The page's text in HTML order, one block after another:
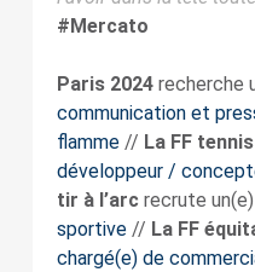
#Mercato
Paris 2024 recherche
communication et
flamme// La FF
développeur /
tir à l’arc recrute un(e)
sportive// La FF
chargé(e) de